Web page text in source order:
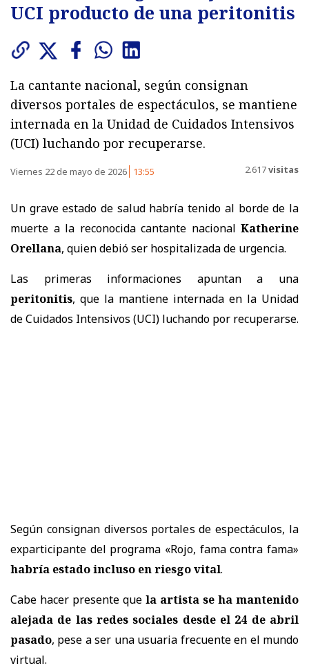
UCI producto de una peritonitis
La cantante nacional, según consignan
diversos portales de espectáculos, se mantiene
internada en la Unidad de Cuidados Intensivos
(UCI) luchando por recuperarse.
Viernes 22 de mayo de 2026 13:55 2.617visitas
Un grave estado de salud habría tenido al borde de la
muerte a la reconocida cantante nacional Katherine
Orellana, quien debió ser hospitalizada de urgencia.
Las primeras informaciones apuntan a una
peritonitis, que la mantiene internada en la Unidad
de Cuidados Intensivos (UCI) luchando por recuperarse.
Según consignan diversos portales de espectáculos, la
exparticipante del programa «Rojo, fama contra fama»
habría estado incluso en riesgo vital.
Cabe hacer presente que la artista se ha mantenido
alejada de las redes sociales desde el 24 de abril
pasado, pese a ser una usuaria frecuente en el mundo
virtual.